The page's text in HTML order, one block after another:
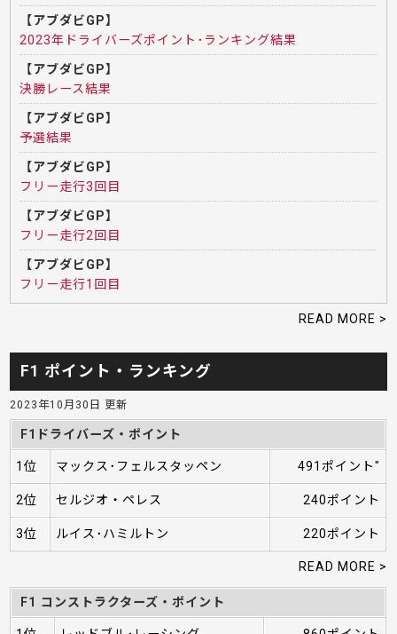
【アブダビGP】
2023年ドライバーズポイント･ランキング結果
【アブダビGP】
決勝レース結果
【アブダビGP】
予選結果
【アブダビGP】
フリー走行3回目
【アブダビGP】
フリー走行2回目
【アブダビGP】
フリー走行1回目
READ MORE >
F1 ポイント・ランキング
2023年10月30日 更新
F1ドライバーズ・ポイント
1位 マックス･フェルスタッペン 491ポイント"
2位 セルジオ・ペレス 240ポイント
3位 ルイス･ハミルトン 220ポイント
READ MORE >
F1 コンストラクターズ・ポイント